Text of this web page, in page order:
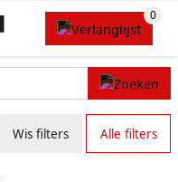
Wis filters Alle filters